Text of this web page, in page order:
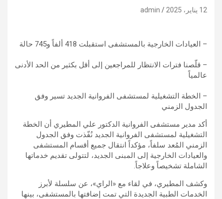
12 يناير، 2025 admin
– العيادات الخارجية بالمستشفى استقبلت 418 ألفاً و745 حالة
– قلّصنا فترات الانتظار للمراجعين إلى أقل بكثير من الحد الأدنى
عالمياً
– الخطة التشغيلية لمستشفى الفروانية الجديد تسير وفق
الجدول الزمني
أكد مدير مستشفى الفروانية الدكتور علي المطيري أن الخطة
التشغيلية لمستشفى الفروانية الجديد نُفّذت وفق الجدول
الزمني المُعد سلفاً، مؤكداً انتقال جميع أقسام المستشفى
والعيادات الخارجية إلى المبنى الجديد، لتتولى تقديم خدماتها
الشاملة تشخيصاً وعلاجاً.
وكشف المطيري، في لقاء مع «الراي»، عن سلسلة لأبرز
الخدمات الطبية الجديدة التي تمت إضافتها بالمستشفى، بينها